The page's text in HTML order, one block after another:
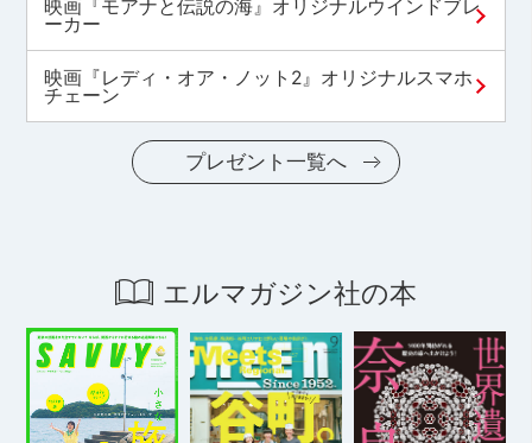
映画『モアナと伝説の海』オリジナルウインドブレ
ーカー
映画『レディ・オア・ノット2』オリジナルスマホ
チェーン
プレゼント一覧へ
エルマガジン社の本